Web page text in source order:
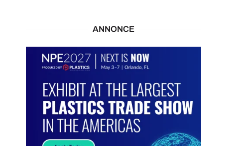
ANNONCE